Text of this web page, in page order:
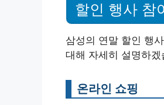
할인 행사 참
삼성의 연말 할인 행
대해 자세히 설명하겠
온라인 쇼핑